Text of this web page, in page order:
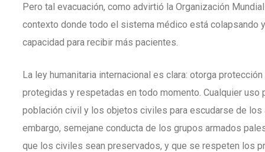
Pero tal evacuación, como advirtió la Organización
contexto donde todo el sistema médico está colapsando
capacidad para recibir más pacientes.
La ley humanitaria internacional es clara: otorga
protegidas y respetadas en todo momento. Cualquier
población civil y los objetos civiles para escudarse de
embargo, semejane conducta de los grupos armados
que los civiles sean preservados, y que se respeten los